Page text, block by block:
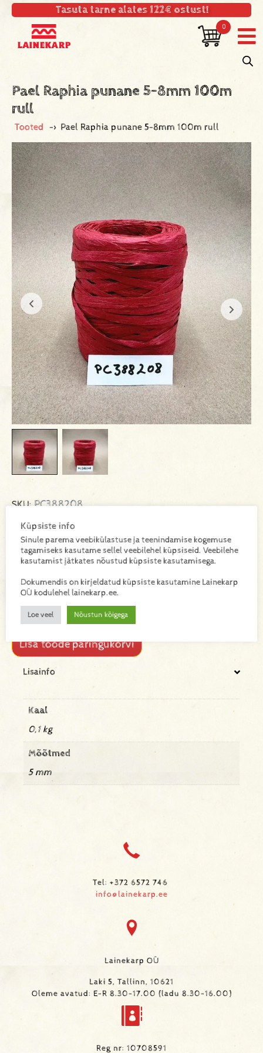
Tasuta tarne alates 122€ ostust!
0
Pael Raphia punane 5-8mm 100m
rull
Tooted -> Pael Raphia punane 5-8mm 100m rull
SKU: PC388208
Paberpael – looduslik ja stiilne pakkimislahendus. Tugev
ja keskkonnasõbralik paberpael, sobib suurepäraselt
kingituste, toodete ja käsitöö esemete sidumiseks ning
dekoreerimiseks. Naturaalne tekstuur ja maalähedane
esteetilise pakendamise jaoks. Lihtne sõlmida, sobib hästi
ka siltide kinnitamiseks.
Lisa toode päringukorvi
Lisainfo
Kaal
0,1 kg
Mõõtmed
5 mm
Küpsiste info
Sinule parema veebikülastuse ja teenindamise kogemuse
tagamiseks kasutame sellel veebilehel küpsiseid. Veebilehe
kasutamist jätkates nõustud küpsiste kasutamisega.
Dokumendis on kirjeldatud küpsiste kasutamine Lainekarp
OÜ kodulehel lainekarp.ee.
Loe veel Nõustun kõigega
Tel: +372 6572 746
info@lainekarp.ee
Lainekarp OÜ
Laki 5, Tallinn, 10621
Oleme avatud: E-R 8.30-17.00 (ladu 8.30-16.00)
Reg nr: 10708591